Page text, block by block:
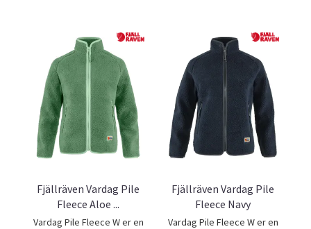
Fjällräven Vardag Pile
Fleece Aloe ...
Vardag Pile Fleece W er en
Fjällräven Vardag Pile
Fleece Navy
Vardag Pile Fleece W er en